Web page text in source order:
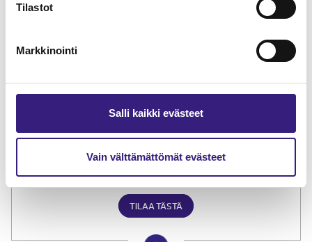
Tilastot
Markkinointi
Salli kaikki evästeet
Vain välttämättömät evästeet
Tilaa Tilisanomien
lukuoikeus
TILAA TÄSTÄ